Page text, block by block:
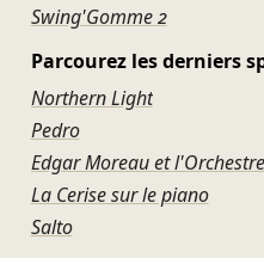
Swing'Gomme 2
Parcourez les derniers
Northern Light
Pedro
La Cerise sur le piano
Salto